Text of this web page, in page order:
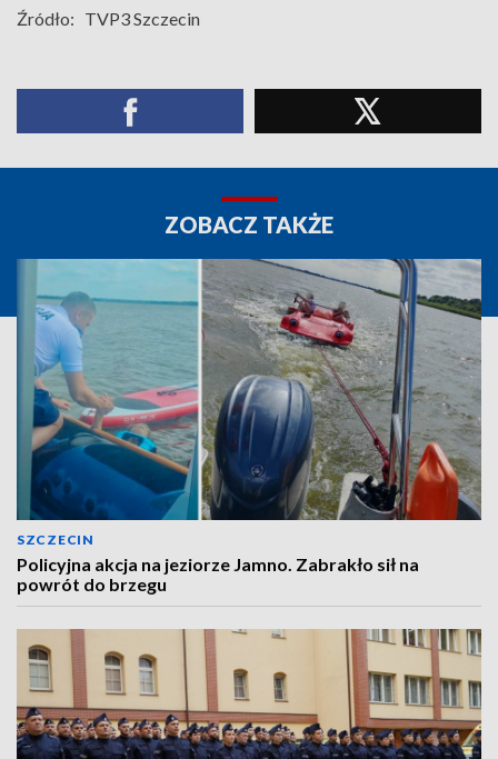
Źródło: TVP3 Szczecin
ZOBACZ TAKŻE
SZCZECIN
Policyjna akcja na jeziorze Jamno. Zabrakło sił na
powrót do brzegu